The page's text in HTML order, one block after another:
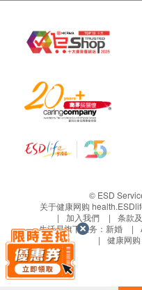
© ESD
关于健康网购
加入我們
条款
生活易旗下业务： 新婚
健康网购